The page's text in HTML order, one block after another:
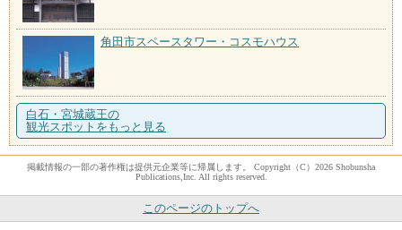
角田市スペースタワー・コスモハウス
白石・宮城蔵王の
観光スポットをもっと見る
掲載情報の一部の著作権は提供元企業等に帰属します。 Copyright（C）2026 Shobunsha
Publications,Inc. All rights reserved.
このページのトップへ